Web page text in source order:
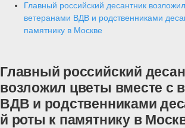
Главный российский десантник
ветеранами ВДВ и родственниками
памятнику в Москве
Главный российский
возложил цветы вместе с
ВДВ и родственниками
й роты к памятнику в